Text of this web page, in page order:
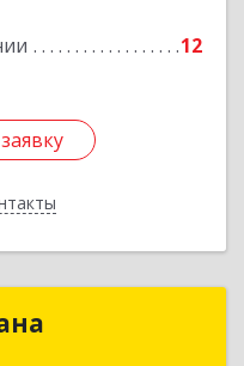
12
Светлана